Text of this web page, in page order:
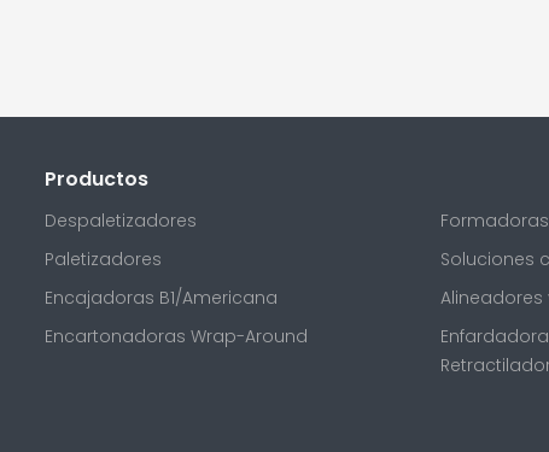
Productos
Despaletizadores
Paletizadores
Encajadoras B1/Americana
Encartonadoras Wrap-Around
Soluciones